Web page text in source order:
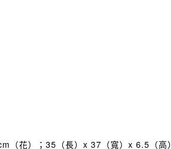
（花）；35（長）x 37（寬）x 6.5（高）